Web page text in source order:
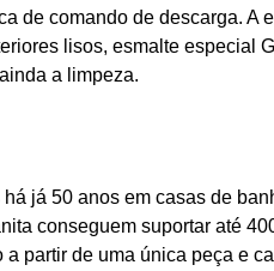
de comando de descarga. A
lisos, esmalte especial
a limpeza.
já 50 anos em casas de
conseguem suportar até
partir de uma única peça e